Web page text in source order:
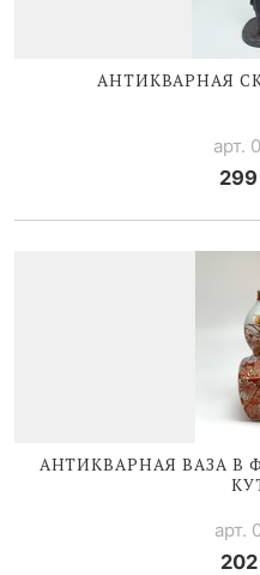
АНТИКВАРНАЯ
арт.
АНТИКВАРНАЯ ВАЗА В
арт.